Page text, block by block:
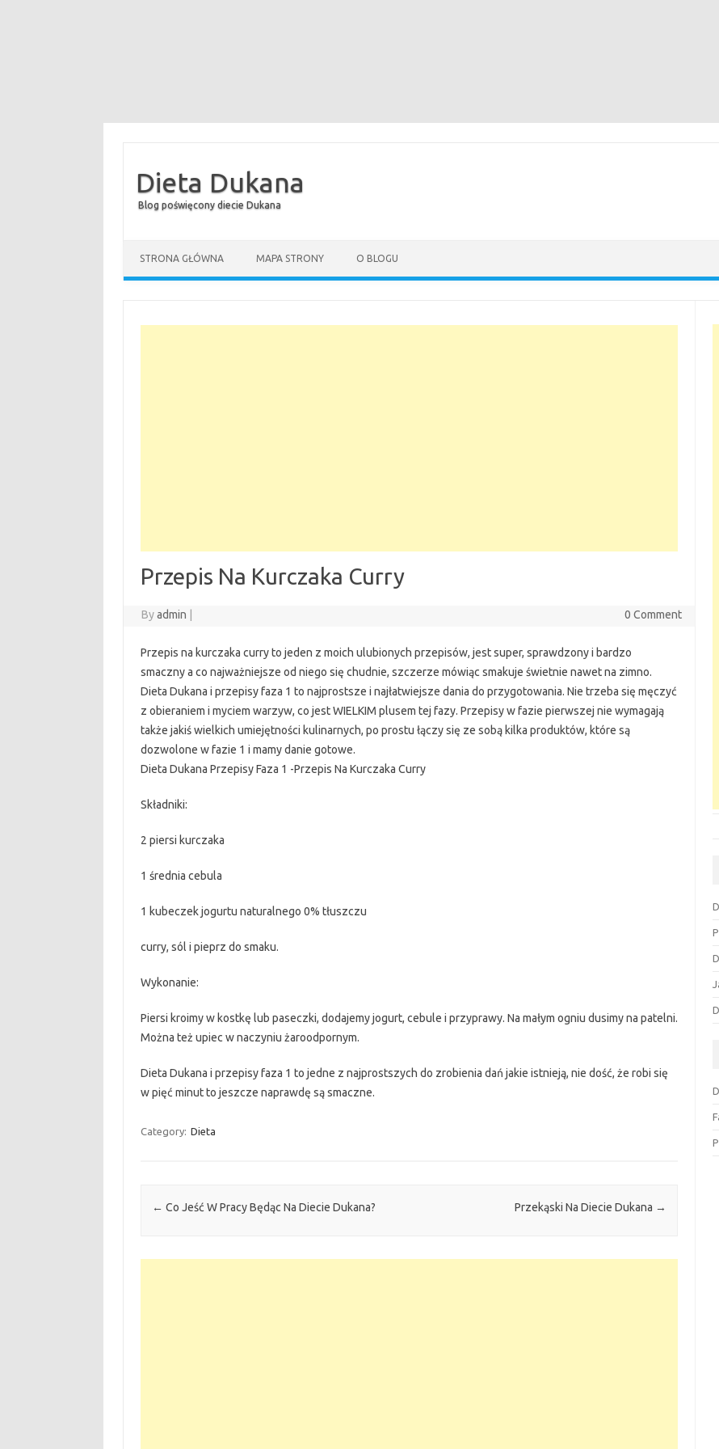
Dieta Dukana
Blog poświęcony diecie Dukana
STRONA GŁÓWNA MAPA STRONY O BLOGU
Przepis Na Kurczaka Curry
Byadmin 0 Comment
Przepis na kurczaka curry to jeden z moich ulubionych przepisów, jest super, sprawdzony i bardzo
smaczny a co najważniejsze od niego się chudnie, szczerze mówiąc smakuje świetnie nawet na zimno.
Dieta Dukana i przepisy faza 1 to najprostsze i najłatwiejsze dania do przygotowania. Nie trzeba się męczyć
z obieraniem i myciem warzyw, co jest WIELKIM plusem tej fazy. Przepisy w fazie pierwszej nie wymagają
także jakiś wielkich umiejętności kulinarnych, po prostu łączy się ze sobą kilka produktów, które są
dozwolone w fazie 1 i mamy danie gotowe.
Dieta Dukana Przepisy Faza 1 -Przepis Na Kurczaka Curry
Składniki:
2 piersi kurczaka
1 średnia cebula
1 kubeczek jogurtu naturalnego 0% tłuszczu
curry, sól i pieprz do smaku.
Wykonanie:
Piersi kroimy w kostkę lub paseczki, dodajemy jogurt, cebule i przyprawy. Na małym ogniu dusimy na patelni.
Można też upiec w naczyniu żaroodpornym.
Dieta Dukana i przepisy faza 1 to jedne z najprostszych do zrobienia dań jakie istnieją, nie dość, że robi się
w pięć minut to jeszcze naprawdę są smaczne.
Category: Dieta
Post navigation
← Co Jeść W Pracy Będąc Na Diecie Dukana? Przekąski Na Diecie Dukana →